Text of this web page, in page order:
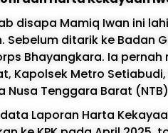
disapa Mamiq Iwan ini
Sebelum ditarik ke Badan
Bhayangkara. Ia
Kapolsek Metro
Nusa Tenggara Barat
Laporan Harta